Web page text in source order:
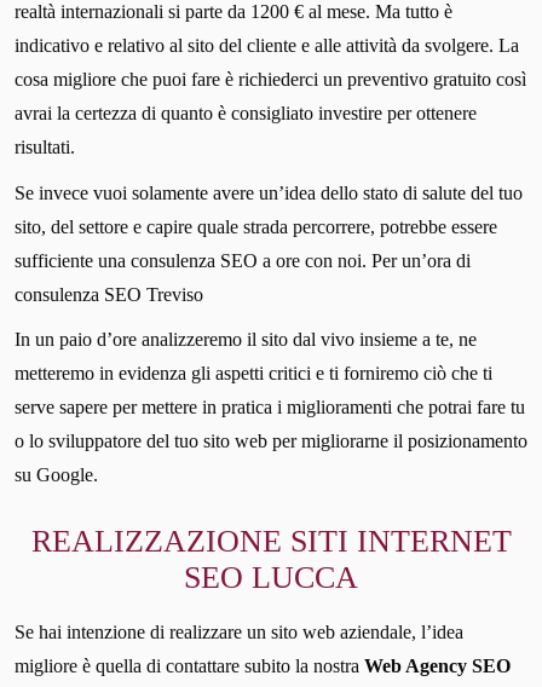
realtà internazionali si parte da 1200 € al mese. Ma tutto è
indicativo e relativo al sito del cliente e alle attività da svolgere. La
cosa migliore che puoi fare è richiederci un preventivo gratuito così
avrai la certezza di quanto è consigliato investire per ottenere
risultati.
Se invece vuoi solamente avere un’idea dello stato di salute del tuo
sito, del settore e capire quale strada percorrere, potrebbe essere
sufficiente una consulenza SEO a ore con noi. Per un’ora di
consulenza SEO Treviso
In un paio d’ore analizzeremo il sito dal vivo insieme a te, ne
metteremo in evidenza gli aspetti critici e ti forniremo ciò che ti
serve sapere per mettere in pratica i miglioramenti che potrai fare tu
o lo sviluppatore del tuo sito web per migliorarne il posizionamento
su Google.
REALIZZAZIONE SITI INTERNET
SEO LUCCA
Se hai intenzione di realizzare un sito web aziendale, l’idea
migliore è quella di contattare subito la nostra Web Agency SEO